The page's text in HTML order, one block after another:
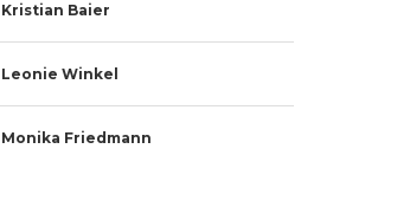
Kristian Baier
Leonie Winkel
Monika Friedmann